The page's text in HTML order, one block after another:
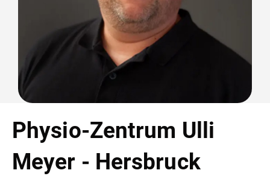
Physio-Zentrum Ulli
Meyer - Hersbruck